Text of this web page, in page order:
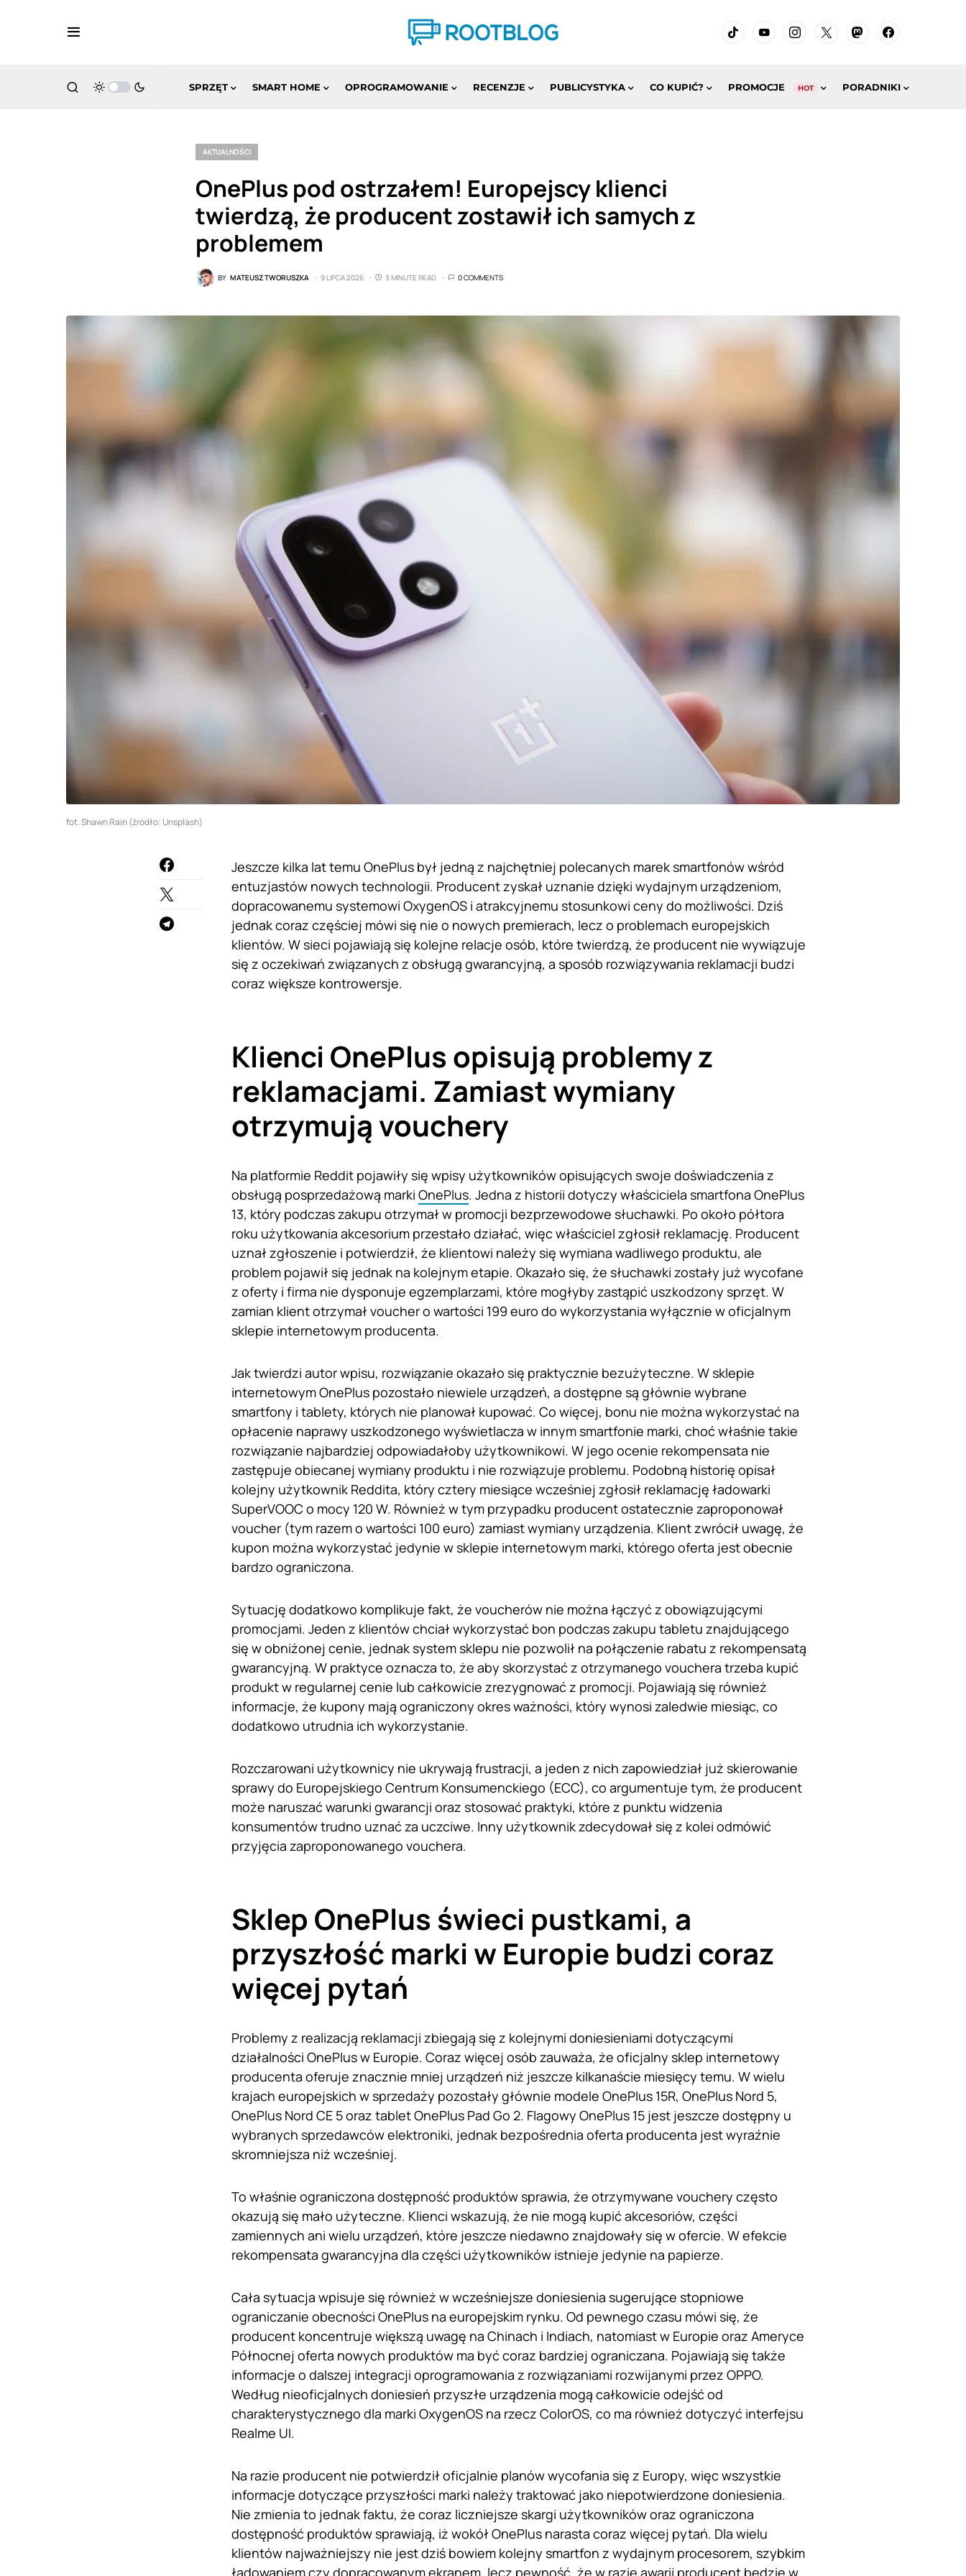
SPRZĘT SMART HOME OPROGRAMOWANIE RECENZJE PUBLICYSTYKA CO KUPIĆ? PROMOCJE HOT PORADNIKI
AKTUALNOŚCI
OnePlus pod ostrzałem! Europejscy klienci
twierdzą, że producent zostawił ich samych z
problemem
BY MATEUSZ TWORUSZKA 9 LIPCA 2026 3 MINUTE READ 0 COMMENTS
fot. Shawn Rain (źródło: Unsplash)
Jeszcze kilka lat temu OnePlus był jedną z najchętniej polecanych marek smartfonów wśród
entuzjastów nowych technologii. Producent zyskał uznanie dzięki wydajnym urządzeniom,
dopracowanemu systemowi OxygenOS i atrakcyjnemu stosunkowi ceny do możliwości. Dziś
jednak coraz częściej mówi się nie o nowych premierach, lecz o problemach europejskich
klientów. W sieci pojawiają się kolejne relacje osób, które twierdzą, że producent nie wywiązuje
się z oczekiwań związanych z obsługą gwarancyjną, a sposób rozwiązywania reklamacji budzi
coraz większe kontrowersje.
Klienci OnePlus opisują problemy z
reklamacjami. Zamiast wymiany
otrzymują vouchery
Na platformie Reddit pojawiły się wpisy użytkowników opisujących swoje doświadczenia z
obsługą posprzedażową marki OnePlus. Jedna z historii dotyczy właściciela smartfona OnePlus
13, który podczas zakupu otrzymał w promocji bezprzewodowe słuchawki. Po około półtora
roku użytkowania akcesorium przestało działać, więc właściciel zgłosił reklamację. Producent
uznał zgłoszenie i potwierdził, że klientowi należy się wymiana wadliwego produktu, ale
problem pojawił się jednak na kolejnym etapie. Okazało się, że słuchawki zostały już wycofane
z oferty i firma nie dysponuje egzemplarzami, które mogłyby zastąpić uszkodzony sprzęt. W
zamian klient otrzymał voucher o wartości 199 euro do wykorzystania wyłącznie w oficjalnym
sklepie internetowym producenta.
Jak twierdzi autor wpisu, rozwiązanie okazało się praktycznie bezużyteczne. W sklepie
internetowym OnePlus pozostało niewiele urządzeń, a dostępne są głównie wybrane
smartfony i tablety, których nie planował kupować. Co więcej, bonu nie można wykorzystać na
opłacenie naprawy uszkodzonego wyświetlacza w innym smartfonie marki, choć właśnie takie
rozwiązanie najbardziej odpowiadałoby użytkownikowi. W jego ocenie rekompensata nie
zastępuje obiecanej wymiany produktu i nie rozwiązuje problemu. Podobną historię opisał
kolejny użytkownik Reddita, który cztery miesiące wcześniej zgłosił reklamację ładowarki
SuperVOOC o mocy 120 W. Również w tym przypadku producent ostatecznie zaproponował
voucher (tym razem o wartości 100 euro) zamiast wymiany urządzenia. Klient zwrócił uwagę, że
kupon można wykorzystać jedynie w sklepie internetowym marki, którego oferta jest obecnie
bardzo ograniczona.
Sytuację dodatkowo komplikuje fakt, że voucherów nie można łączyć z obowiązującymi
promocjami. Jeden z klientów chciał wykorzystać bon podczas zakupu tabletu znajdującego
się w obniżonej cenie, jednak system sklepu nie pozwolił na połączenie rabatu z rekompensatą
gwarancyjną. W praktyce oznacza to, że aby skorzystać z otrzymanego vouchera trzeba kupić
produkt w regularnej cenie lub całkowicie zrezygnować z promocji. Pojawiają się również
informacje, że kupony mają ograniczony okres ważności, który wynosi zaledwie miesiąc, co
dodatkowo utrudnia ich wykorzystanie.
Rozczarowani użytkownicy nie ukrywają frustracji, a jeden z nich zapowiedział już skierowanie
sprawy do Europejskiego Centrum Konsumenckiego (ECC), co argumentuje tym, że producent
może naruszać warunki gwarancji oraz stosować praktyki, które z punktu widzenia
konsumentów trudno uznać za uczciwe. Inny użytkownik zdecydował się z kolei odmówić
przyjęcia zaproponowanego vouchera.
Sklep OnePlus świeci pustkami, a
przyszłość marki w Europie budzi coraz
więcej pytań
Problemy z realizacją reklamacji zbiegają się z kolejnymi doniesieniami dotyczącymi
działalności OnePlus w Europie. Coraz więcej osób zauważa, że oficjalny sklep internetowy
producenta oferuje znacznie mniej urządzeń niż jeszcze kilkanaście miesięcy temu. W wielu
krajach europejskich w sprzedaży pozostały głównie modele OnePlus 15R, OnePlus Nord 5,
OnePlus Nord CE 5 oraz tablet OnePlus Pad Go 2. Flagowy OnePlus 15 jest jeszcze dostępny u
wybranych sprzedawców elektroniki, jednak bezpośrednia oferta producenta jest wyraźnie
skromniejsza niż wcześniej.
To właśnie ograniczona dostępność produktów sprawia, że otrzymywane vouchery często
okazują się mało użyteczne. Klienci wskazują, że nie mogą kupić akcesoriów, części
zamiennych ani wielu urządzeń, które jeszcze niedawno znajdowały się w ofercie. W efekcie
rekompensata gwarancyjna dla części użytkowników istnieje jedynie na papierze.
Cała sytuacja wpisuje się również w wcześniejsze doniesienia sugerujące stopniowe
ograniczanie obecności OnePlus na europejskim rynku. Od pewnego czasu mówi się, że
producent koncentruje większą uwagę na Chinach i Indiach, natomiast w Europie oraz Ameryce
Północnej oferta nowych produktów ma być coraz bardziej ograniczana. Pojawiają się także
informacje o dalszej integracji oprogramowania z rozwiązaniami rozwijanymi przez OPPO.
Według nieoficjalnych doniesień przyszłe urządzenia mogą całkowicie odejść od
charakterystycznego dla marki OxygenOS na rzecz ColorOS, co ma również dotyczyć interfejsu
Realme UI.
Na razie producent nie potwierdził oficjalnie planów wycofania się z Europy, więc wszystkie
informacje dotyczące przyszłości marki należy traktować jako niepotwierdzone doniesienia.
Nie zmienia to jednak faktu, że coraz liczniejsze skargi użytkowników oraz ograniczona
dostępność produktów sprawiają, iż wokół OnePlus narasta coraz więcej pytań. Dla wielu
klientów najważniejszy nie jest dziś bowiem kolejny smartfon z wydajnym procesorem, szybkim
ładowaniem czy dopracowanym ekranem, lecz pewność, że w razie awarii producent będzie w